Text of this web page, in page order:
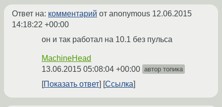
Ответ на: комментарий от anonymous 12.06.2015
14:18:22 +00:00
он и так работал на 10.1 без пульса
MachineHead
13.06.2015 05:08:04 +00:00 автор топика
Показать ответ Ссылка